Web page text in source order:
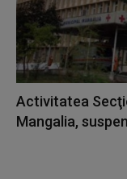
Activitatea
Mangalia,